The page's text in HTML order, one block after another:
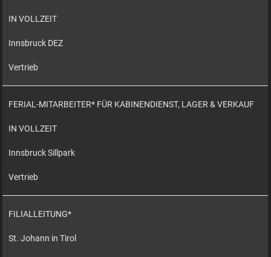
IN VOLLZEIT
Innsbruck DEZ
Vertrieb
FERIAL-MITARBEITER* FÜR KABINENDIENST, LAGER & VERKAUF
IN VOLLZEIT
Innsbruck Sillpark
Vertrieb
FILIALLEITUNG*
St. Johann in Tirol